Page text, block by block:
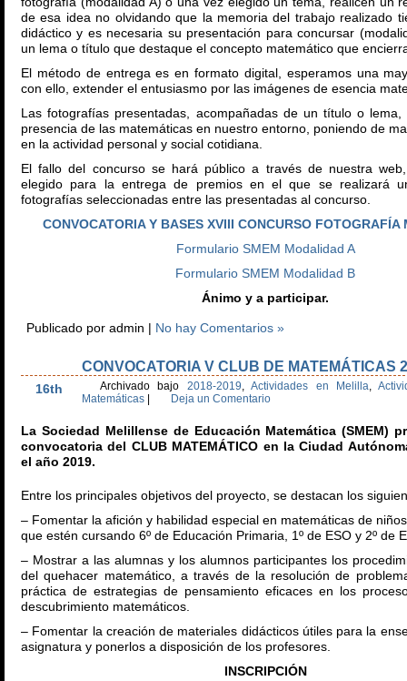
de esa idea no olvidando que la memoria del trabajo realizado
didáctico y es necesaria su presentación para concursar
un lema o título que destaque el concepto matemático que
El método de entrega es en formato digital, esperamos una
con ello, extender el entusiasmo por las imágenes de esencia
Las fotografías presentadas, acompañadas de un título o
presencia de las matemáticas en nuestro entorno, poniendo de
en la actividad personal y social cotidiana.
El fallo del concurso se hará público a través de nuestra
elegido para la entrega de premios en el que se realizará
fotografías seleccionadas entre las presentadas al concurso.
CONVOCATORIA Y BASES XVIII CONCURSO FOTOGRAFÍA
Formulario SMEM Modalidad A
Formulario SMEM Modalidad B
Ánimo y a participar.
Publicado por admin | No hay Comentarios »
16th
CONVOCATORIA V CLUB DE MATEMÁTICAS
Archivado bajo 2018-2019,Actividades en Melilla,
Matemáticas
Deja un Comentario
La Sociedad Melillense de Educación Matemática (SMEM)
convocatoria del CLUB MATEMÁTICO en la Ciudad
el año 2019.
Entre los principales objetivos del proyecto, se destacan los
– Fomentar la afición y habilidad especial en matemáticas de
que estén cursando 6º de Educación Primaria, 1º de ESO y 2º de
– Mostrar a las alumnas y los alumnos participantes los
del quehacer matemático, a través de la resolución de
práctica de estrategias de pensamiento eficaces en los
descubrimiento matemáticos.
– Fomentar la creación de materiales didácticos útiles para la
asignatura y ponerlos a disposición de los profesores.
INSCRIPCIÓN